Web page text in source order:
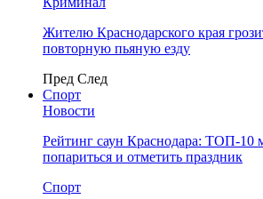
Жителю Краснодарского края
повторную пьяную езду
Пред След
Спорт
Новости
Рейтинг саун Краснодара: ТОП-10
попариться и отметить праздник
Спорт